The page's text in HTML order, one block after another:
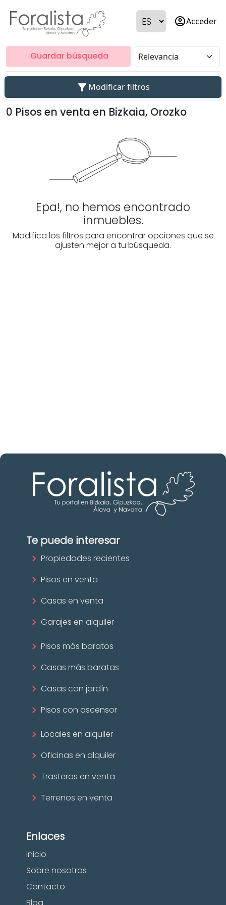
account_circleAcceder
Guardar búsqueda
filter_alt Modificar filtros
0 Pisos en venta en Bizkaia, Orozko
Epa!, no hemos encontrado
inmuebles.
Modifica los filtros para encontrar opciones que se
ajusten mejor a tu búsqueda.
Te puede interesar
Propiedades recientes
Pisos en venta
Casas en venta
Garajes en alquiler
Pisos más baratos
Casas más baratas
Casas con jardín
Pisos con ascensor
Locales en alquiler
Oficinas en alquiler
Trasteros en venta
Terrenos en venta
Enlaces
Inicio
Sobre nosotros
Contacto